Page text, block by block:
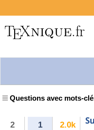
Questions avec mots-
2 1 2.0k